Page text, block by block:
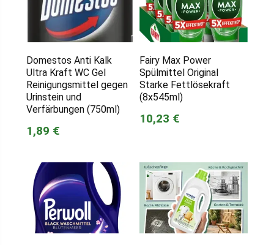
Domestos Anti Kalk
Ultra Kraft WC Gel
Reinigungsmittel gegen
Urinstein und
Verfärbungen (750ml)
1,89 €
Fairy Max Power
Spülmittel Original
Starke Fettlösekraft
(8x545ml)
10,23 €